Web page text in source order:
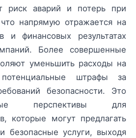
риск аварий и потерь при
что напрямую отражается на
и финансовых результатах
Более совершенные
уменьшить расходы на
штрафы за
безопасности. Это
перспективы для
которые могут предлагать
безопасные услуги, выходя